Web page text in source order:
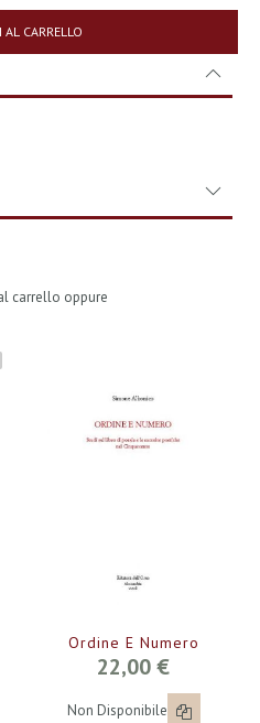
CARRELLO
carrello oppure
Ordine E Numero
22,00 €
Non Disponibile